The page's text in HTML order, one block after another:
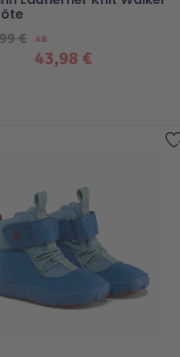
AB
43,98 €
€
hinzufügen